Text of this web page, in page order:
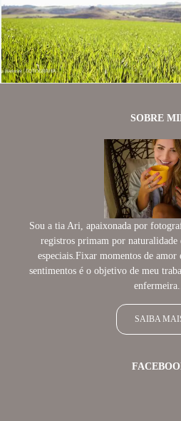
3590
SOBRE
Sou a tia Ari, apaixonada por
registros primam por
especiais.Fixar momentos de
sentimentos é o objetivo de meu
enfermeira...
SAIBA